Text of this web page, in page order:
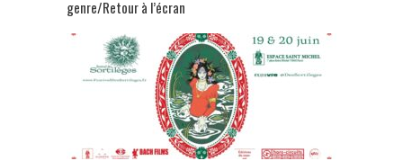
genre/Retour à l’écran